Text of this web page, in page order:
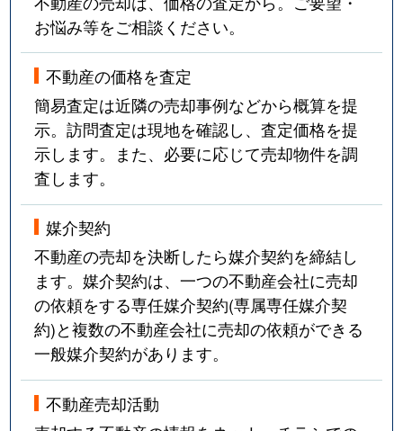
お悩み等をご相談ください。
不動産の価格を査定
簡易査定は近隣の売却事例などから概算を提
示。訪問査定は現地を確認し、査定価格を提
示します。また、必要に応じて売却物件を調
査します。
媒介契約
不動産の売却を決断したら媒介契約を締結し
ます。媒介契約は、一つの不動産会社に売却
の依頼をする専任媒介契約(専属専任媒介契
約)と複数の不動産会社に売却の依頼ができる
一般媒介契約があります。
不動産売却活動